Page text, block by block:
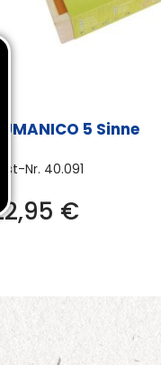
HUMANICO 5 Sinne
Best-Nr. 40.091
€